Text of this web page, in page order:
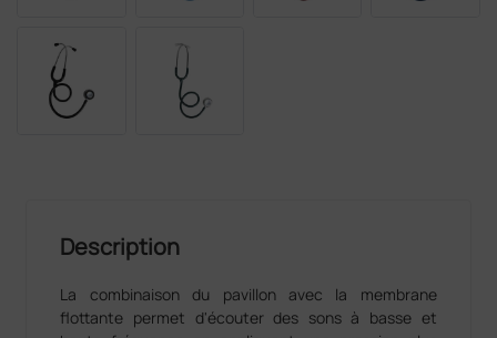
Description
La combinaison du pavillon avec la membrane
flottante permet d'écouter des sons à basse et